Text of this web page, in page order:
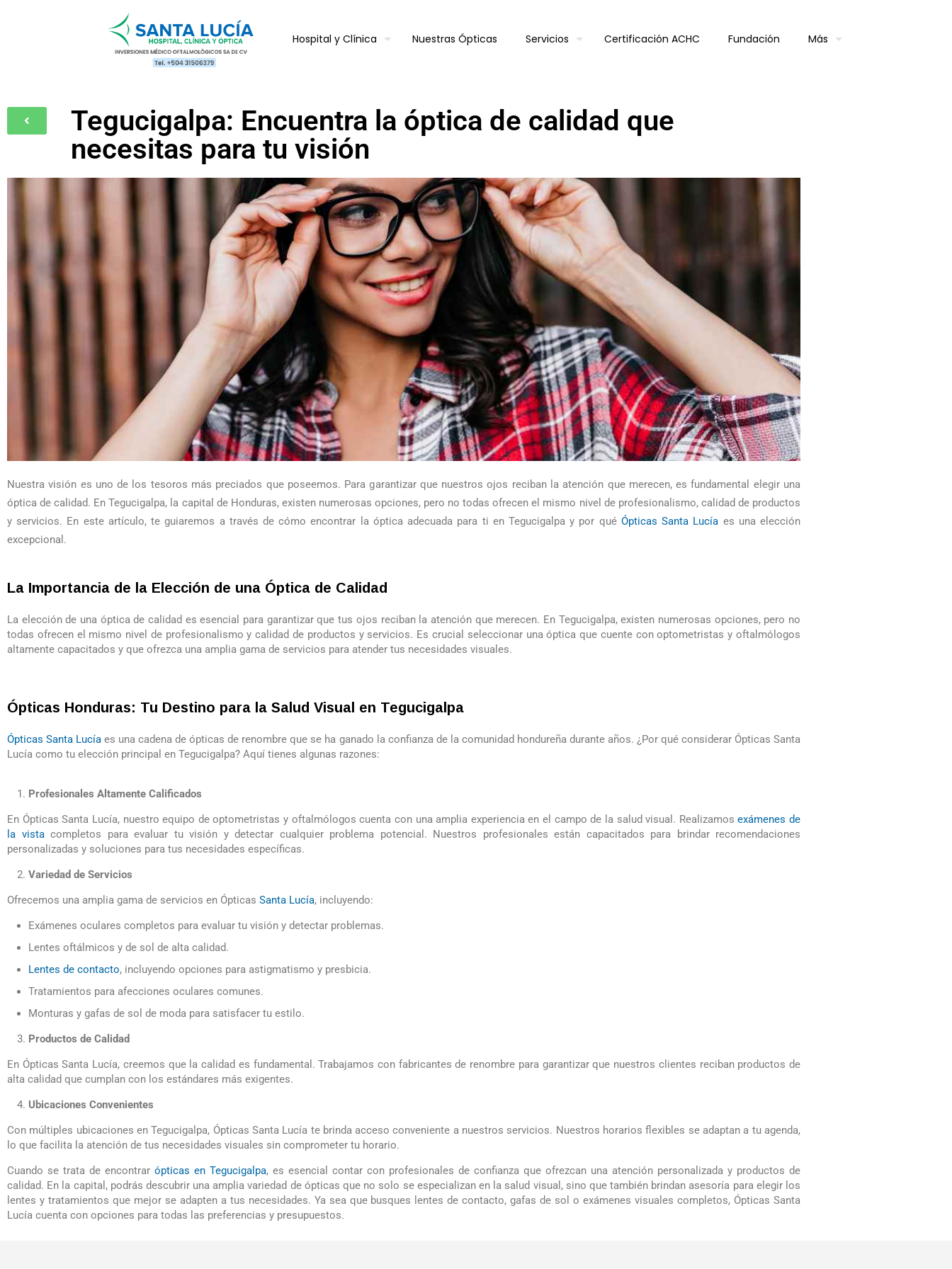
Hospital y Clínica Nuestras Ópticas Servicios Certificación ACHC Fundación Más
Tegucigalpa: Encuentra la óptica de calidad que
necesitas para tu visión
Nuestra visión es uno de los tesoros más preciados que poseemos. Para garantizar que nuestros ojos reciban la atención que merecen, es fundamental elegir una
óptica de calidad. En Tegucigalpa, la capital de Honduras, existen numerosas opciones, pero no todas ofrecen el mismo nivel de profesionalismo, calidad de productos
y servicios. En este artículo, te guiaremos a través de cómo encontrar la óptica adecuada para ti en Tegucigalpa y por qué Ópticas Santa Lucía es una elección
excepcional.
La Importancia de la Elección de una Óptica de Calidad
La elección de una óptica de calidad es esencial para garantizar que tus ojos reciban la atención que merecen. En Tegucigalpa, existen numerosas opciones, pero no
todas ofrecen el mismo nivel de profesionalismo y calidad de productos y servicios. Es crucial seleccionar una óptica que cuente con optometristas y oftalmólogos
altamente capacitados y que ofrezca una amplia gama de servicios para atender tus necesidades visuales.
Ópticas Honduras: Tu Destino para la Salud Visual en Tegucigalpa
Ópticas Santa Lucía es una cadena de ópticas de renombre que se ha ganado la confianza de la comunidad hondureña durante años. ¿Por qué considerar Ópticas Santa
Lucía como tu elección principal en Tegucigalpa? Aquí tienes algunas razones:
Profesionales Altamente Calificados
En Ópticas Santa Lucía, nuestro equipo de optometristas y oftalmólogos cuenta con una amplia experiencia en el campo de la salud visual. Realizamosexámenes de
la vistacompletos para evaluar tu visión y detectar cualquier problema potencial. Nuestros profesionales están capacitados para brindar recomendaciones
personalizadas y soluciones para tus necesidades específicas.
Variedad de Servicios
Ofrecemos una amplia gama de servicios en Ópticas Santa Lucía, incluyendo:
Exámenes oculares completos para evaluar tu visión y detectar problemas.
Lentes oftálmicos y de sol de alta calidad.
Lentes de contacto, incluyendo opciones para astigmatismo y presbicia.
Tratamientos para afecciones oculares comunes.
Monturas y gafas de sol de moda para satisfacer tu estilo.
Productos de Calidad
En Ópticas Santa Lucía, creemos que la calidad es fundamental. Trabajamos con fabricantes de renombre para garantizar que nuestros clientes reciban productos de
alta calidad que cumplan con los estándares más exigentes.
Ubicaciones Convenientes
Con múltiples ubicaciones en Tegucigalpa, Ópticas Santa Lucía te brinda acceso conveniente a nuestros servicios. Nuestros horarios flexibles se adaptan a tu agenda,
lo que facilita la atención de tus necesidades visuales sin comprometer tu horario.
Cuando se trata de encontrar ópticas en Tegucigalpa, es esencial contar con profesionales de confianza que ofrezcan una atención personalizada y productos de
calidad. En la capital, podrás descubrir una amplia variedad de ópticas que no solo se especializan en la salud visual, sino que también brindan asesoría para elegir los
lentes y tratamientos que mejor se adapten a tus necesidades. Ya sea que busques lentes de contacto, gafas de sol o exámenes visuales completos, Ópticas Santa
Lucía cuenta con opciones para todas las preferencias y presupuestos.